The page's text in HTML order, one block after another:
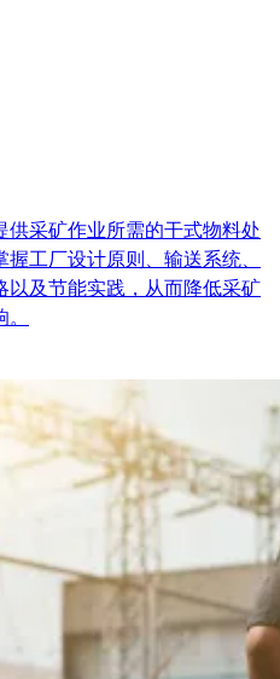
采矿作业所需的干式物料处
工厂设计原则、输送系统、
以及节能实践，从而降低采矿